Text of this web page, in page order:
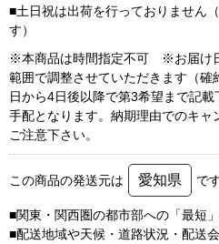
■土日祝は出荷を行っておりません
す）
※本商品は時間指定不可 ※お届け
範囲で調整させていただきます（
日から4日後以降で第3希望まで記
手配となります。納期理由でのキ
ご注意下さい。
この商品の発送元は 愛知県 で
■関東・関西圏の都市部への「最短
■配送地域や天候・道路状況・配送